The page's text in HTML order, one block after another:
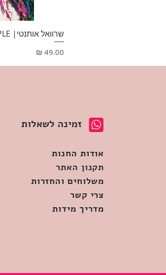
שרוואל אותנטי| M\L | PURPLE
מחיר
זמינה לשאלות
אודות החנות
תקנון האתר
משלוחים והחזרות
צרי קשר
מדריך מידות